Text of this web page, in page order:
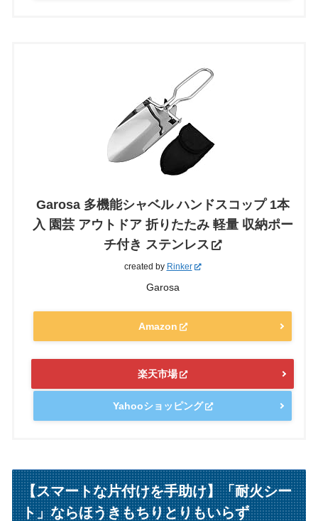
Garosa 多機能シャベル ハンドスコップ 1本
入 園芸 アウトドア 折りたたみ 軽量 収納ポー
チ付き ステンレス
created by Rinker
Garosa
Amazon
楽天市場
Yahooショッピング
【スマートな片付けを手助け】「耐火シー
ト」ならほうきもちりとりもいらず